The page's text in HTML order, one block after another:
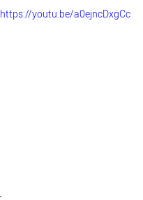
https://youtu.be/a0ejncDxgCc